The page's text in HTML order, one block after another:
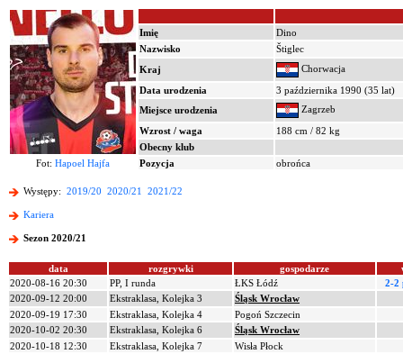
Imię
Dino
Nazwisko
Štiglec
Kraj
Chorwacja
Data urodzenia
3 października 1990 (35 lat)
Miejsce urodzenia
Zagrzeb
Wzrost / waga
188 cm / 82 kg
Obecny klub
Fot: Hapoel Hajfa Pozycja obrońca
Występy: 2019/20 2020/21 2021/22
Kariera
Sezon 2020/21
data rozgrywki gospodarze
2020-08-16 20:30
PP, I runda ŁKS Łódź
2-2
2020-09-12 20:00
Ekstraklasa, Kolejka 3
Śląsk Wrocław
2020-09-19 17:30
Ekstraklasa, Kolejka 4
Pogoń Szczecin
2020-10-02 20:30
Ekstraklasa, Kolejka 6
Śląsk Wrocław
2020-10-18 12:30
Ekstraklasa, Kolejka 7
Wisła Płock